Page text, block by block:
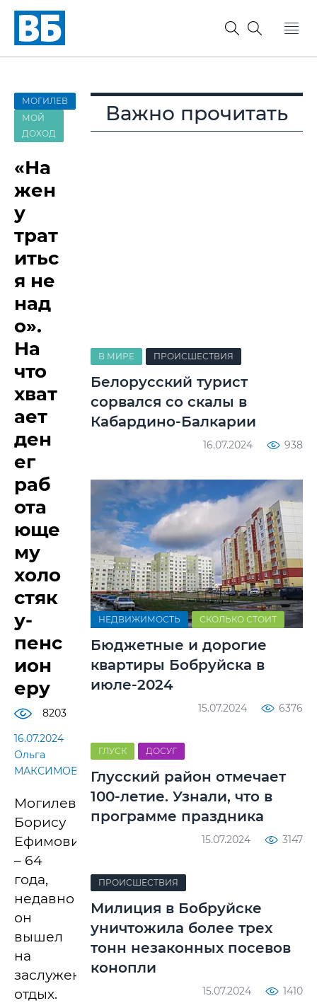
МОГИЛЕВ
МОЙ
ДОХОД
«На
жен
у
трат
итьс
я не
над
о».
На
что
хват
ает
ден
ег
раб
ота
юще
му
холо
стяк
у-
пенс
ион
еру
8203
16.07.2024
Ольга
МАКСИМОВА.
Могилевчанину
Борису
Ефимовичу
– 64
года,
недавно
он
вышел
на
заслуженный
отдых.
Важно прочитать
В МИРЕ ПРОИСШЕСТВИЯ
Белорусский турист
сорвался со скалы в
Кабардино-Балкарии
16.07.2024 938
НЕДВИЖИМОСТЬ СКОЛЬКО СТОИТ
Бюджетные и дорогие
квартиры Бобруйска в
июле-2024
15.07.2024 6376
ГЛУСК ДОСУГ
Глусский район отмечает
100-летие. Узнали, что в
программе праздника
15.07.2024 3147
ПРОИСШЕСТВИЯ
Милиция в Бобруйске
уничтожила более трех
тонн незаконных посевов
конопли
15.07.2024 1410